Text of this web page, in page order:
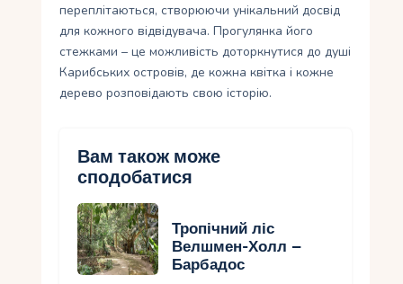
переплітаються, створюючи унікальний досвід
для кожного відвідувача. Прогулянка його
стежками – це можливість доторкнутися до душі
Карибських островів, де кожна квітка і кожне
дерево розповідають свою історію.
Вам також може
сподобатися
Тропічний ліс
Велшмен-Холл –
Барбадос